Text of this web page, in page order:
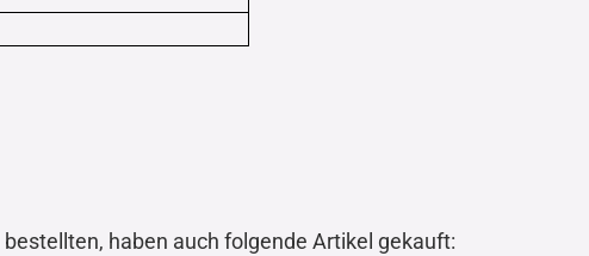
haben auch folgende Artikel gekauft: